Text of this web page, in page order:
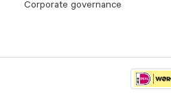
Corporate governance